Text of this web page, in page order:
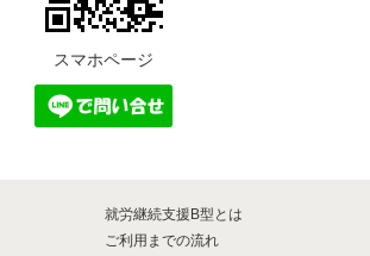
スマホページ
就労継続支援B型とは
ご利用までの流れ